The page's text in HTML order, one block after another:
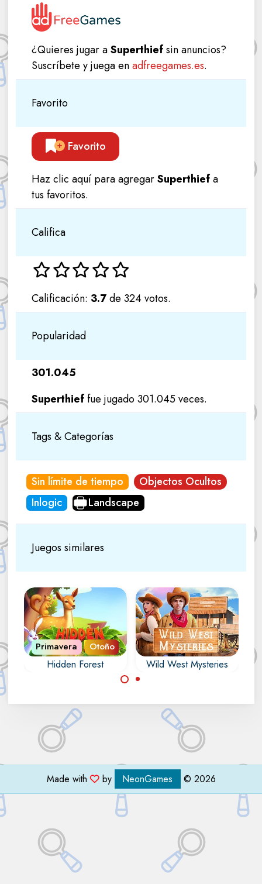
¿Quieres jugar aSuperthiefsin anuncios?
Suscríbete y juega enadfreegames.es.
Favorito
Favorito
Haz clic aquí para agregarSuperthiefa
tus favoritos.
Califica
Calificación: 3.7de 324 votos.
Popularidad
301.045
Superthieffue jugado 301.045 veces.
Tags & Categorías
Sin límite de tiempo
Objectos Ocultos
Inlogic
Landscape
Juegos similares
Hidden Forest
Primavera Otoño
todos los objetos
escondidos en el
bosque.
Wild West Mysteries
Encuentra todos los
objetos ocultos,
números, letras,
contornos y
diferencias en Wild
West Mysteries.
Made with by NeonGames © 2026